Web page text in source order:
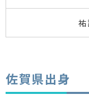
佐賀県出身